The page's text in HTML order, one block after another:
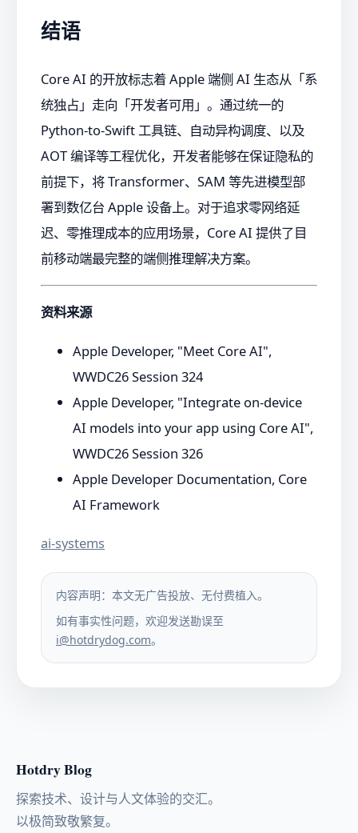
结语
Core AI 的开放标志着 Apple 端侧 AI 生态从「系
统独占」走向「开发者可用」。通过统一的
Python-to-Swift 工具链、自动异构调度、以及
AOT 编译等工程优化，开发者能够在保证隐私的
前提下，将 Transformer、SAM 等先进模型部
署到数亿台 Apple 设备上。对于追求零网络延
迟、零推理成本的应用场景，Core AI 提供了目
前移动端最完整的端侧推理解决方案。
资料来源
Apple Developer, "Meet Core AI",
WWDC26 Session 324
Apple Developer, "Integrate on-device
AI models into your app using Core AI",
WWDC26 Session 326
Apple Developer Documentation, Core
AI Framework
ai-systems
内容声明：本文无广告投放、无付费植入。
如有事实性问题，欢迎发送勘误至
i@hotdrydog.com。
Hotdry Blog
探索技术、设计与人文体验的交汇。
以极简致敬繁复。